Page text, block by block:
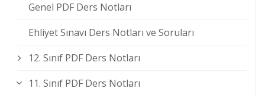
Genel PDF Ders Notları
Ehliyet Sınavı Ders Notları ve Soruları
12. Sınıf PDF Ders Notları
11. Sınıf PDF Ders Notları